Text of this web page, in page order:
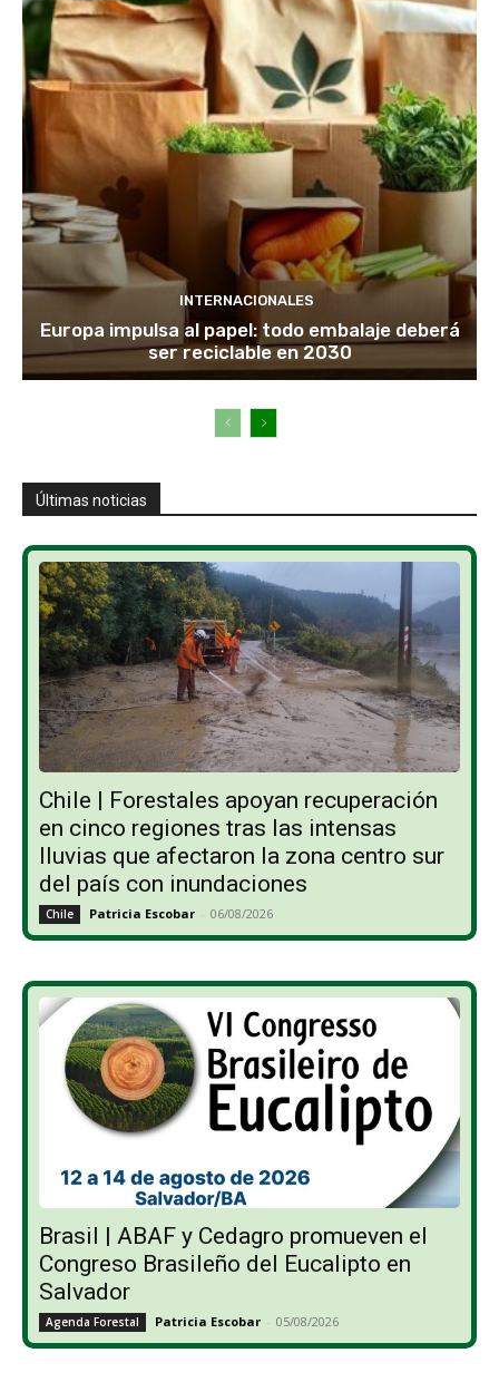
INTERNACIONALES
Europa impulsa al papel: todo embalaje deberá
ser reciclable en 2030
Últimas noticias
Chile | Forestales apoyan recuperación
en cinco regiones tras las intensas
lluvias que afectaron la zona centro sur
del país con inundaciones
Chile Patricia Escobar - 06/08/2026
Brasil | ABAF y Cedagro promueven el
Congreso Brasileño del Eucalipto en
Salvador
Agenda Forestal Patricia Escobar - 05/08/2026